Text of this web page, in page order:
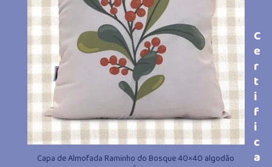
Capa de Almofada Raminho do Bosque 40×40 algodão
C
e
r
t
i
f
i
c
a